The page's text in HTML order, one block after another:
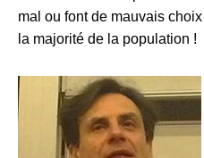
mal ou font de mauvais
la majorité de la population !